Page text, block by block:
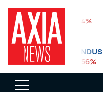
FTSEA
899,47 -0,04%
DOW JONES INDUS.
35.911,81 -0,56%